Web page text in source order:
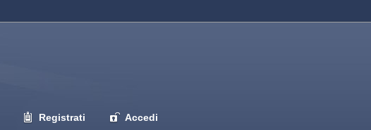
Registrati Accedi